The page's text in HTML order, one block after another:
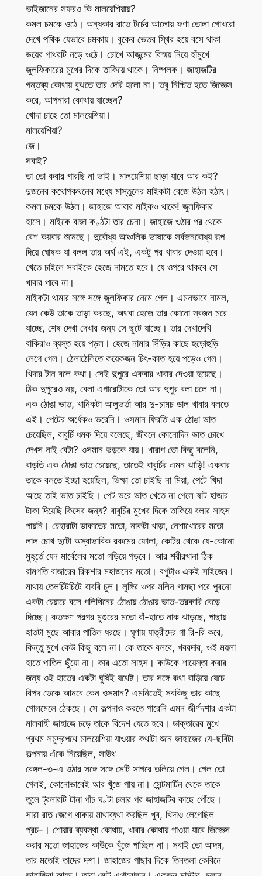
ভাইজানের সফরও কি মালয়েশিয়ায়?
কমল চমকে ওঠে। অন্ধকার রাতে টর্চের আলোয় ফণা তোলা গোখরো
দেখে পথিক যেভাবে চমকায়। বুকের ভেতর স্থির হয়ে বসে থাকা
ভয়ের পাথরটি নড়ে ওঠে। চোখে আজন্মের বিস্ময় নিয়ে হাঁমুখে
জুলফিকারের মুখের দিকে তাকিয়ে থাকে। নিষ্পলক। জাহাজটির
গন্তব্য কোথায় বুঝতে তার দেরি হলো না। তবু নিশ্চিত হতে জিজ্ঞেস
করে, আপনারা কোথায় যাচ্ছেন?
খোদা চাহে তো মালয়েশিয়া।
মালয়েশিয়া?
জে।
সবাই?
তা তো কবার পারছি না ভাই। মালয়েশিয়া ছাড়া যাবে আর কই?
দুজনের কথোপকথনের মধ্যে মাস্তুলের মাইকটা বেজে উঠল হঠাৎ।
কমল চমকে উঠল। জাহাজে আবার মাইকও থাকে! জুলফিকার
হাসে। মাইকে বাজা কণ্ঠটা তার চেনা। জাহাজে ওঠার পর থেকে
বেশ কয়বার শুনেছে। দুর্বোধ্য আঞ্চলিক ভাষাকে সর্বজনবোধ্য রূপ
দিয়ে ঘোষক যা বলল তার অর্থ এই, একটু পর খাবার দেওয়া হবে।
খেতে চাইলে সবাইকে হেজে নামতে হবে। যে ওপরে থাকবে সে
খাবার পাবে না।
মাইকটা থামার সঙ্গে সঙ্গে জুলফিকার নেমে গেল। এমনভাবে নামল,
যেন কেউ তাকে তাড়া করছে, অথবা হেজে তার কোনো স্বজন মরে
যাচ্ছে, শেষ দেখা দেখার জন্য সে ছুটে যাচ্ছে। তার দেখাদেখি
বাকিরাও ব্যস্ত হয়ে পড়ল। হেজে নামার সিঁড়ির কাছে হুড়োহুড়ি
লেগে গেল। ঠেলাঠেলিতে কয়েকজন চিৎ-কাত হয়ে পড়েও গেল।
খিদার টান বলে কথা। সেই দুপুরে একবার খাবার দেওয়া হয়েছে।
ঠিক দুপুরেও নয়, বেলা এগারোটাকে তো আর দুপুর বলা চলে না।
এক ঠোঙা ভাত, খানিকটা আলুভর্তা আর দু-চামচ ডাল খাবার বলতে
এই। পেটের অর্ধেকও ভরেনি। ওসমান ফিরতি এক ঠোঙা ভাত
চেয়েছিল, বাবুর্চি ধমক দিয়ে বলেছে, জীবনে কোনোদিন ভাত চোখে
দেখস নাই বেটা? ওসমান ভড়কে যায়। খারাপ তো কিছু বলেনি,
বাড়তি এক ঠোঙা ভাত চেয়েছে, তাতেই বাবুর্চির এমন ঝাড়ি! একবার
তাকে বলতে ইচ্ছা হয়েছিল, ভিক্ষা তো চাইছি না মিয়া, পেটে খিদা
আছে তাই ভাত চাইছি। পেট ভরে ভাত খেতে না পেলে ষাট হাজার
টাকা দিয়েছি কিসের জন্য? বাবুর্চির মুখের দিকে তাকিয়ে বলার সাহস
পায়নি। চেহারাটা ডাকাতের মতো, নাকটা খাড়া, নেশাখোরের মতো
লাল চোখ দুটো অস্বাভাবিক রকমের ফোলা, কোটর থেকে যে-কোনো
মুহূর্তে যেন মার্বেলের মতো গড়িয়ে পড়বে। আর শরীরখানা ঠিক
রামগতি বাজারের রিকশার মহাজনের মতো। বপুটাও একই সাইজের।
মাথায় তেলচিটচিটে বাবরি চুল। লুঙ্গির ওপর মলিন গামছা পরে পুরনো
একটা চেয়ারে বসে পলিথিনের ঠোঙায় ঠোঙায় ভাত-তরকারি বেড়ে
দিচ্ছে। কতক্ষণ পরপর মুগুরের মতো বাঁ-হাতে নাক ঝাড়ছে, পাছায়
হাতটা মুছে আবার পাতিল ধরছে। ঘৃণায় যাত্রীদের গা রি-রি করে,
কিন্তু মুখে কেউ কিছু বলে না। কে তাকে বলবে, খবরদার, ওই ময়লা
হাতে পাতিল ছুঁয়ো না। কার এতো সাহস। কাউকে শায়েস্তা করার
জন্য ওই হাতের একটা ঘুষিই যথেষ্ট। তার সঙ্গে কথা বাড়িয়ে যেচে
বিপদ ডেকে আনবে কেন ওসমান? এমনিতেই সবকিছু তার কাছে
গোলমেলে ঠেকছে। সে কল্পনাও করতে পারেনি এমন জীর্ণদশার একটা
মালবাহী জাহাজে চড়ে তাকে বিদেশ যেতে হবে। ডাক্তারের মুখে
প্রথম সমুদ্রপথে মালয়েশিয়া যাওয়ার কথাটা শুনে জাহাজের যে-ছবিটা
কল্পনায় এঁকে নিয়েছিল, সাউথ
বেঙ্গল-৩-এ ওঠার সঙ্গে সঙ্গে সেটি সাগরে তলিয়ে গেল। গেল তো
গেলই, কোনোভাবেই আর খুঁজে পায় না। সেন্টমার্টিন থেকে তাকে
তুলে ট্রলারটি টানা পাঁচ ঘণ্টা চলার পর জাহাজটির কাছে পৌঁছে।
সারা রাত জেগে থাকায় মাথাব্যথা করছিল খুব, খিদাও লেগেছিল
প্রচ-। শোয়ার ব্যবস্থা কোথায়, খাবার কোথায় পাওয়া যাবে জিজ্ঞেস
করার মতো জাহাজের কাউকে খুঁজে পাচ্ছিল না। সবাই তো আদম,
তার মতোই তাদের দশা। জাহাজের পাছার দিকে তিনতলা কেবিনে